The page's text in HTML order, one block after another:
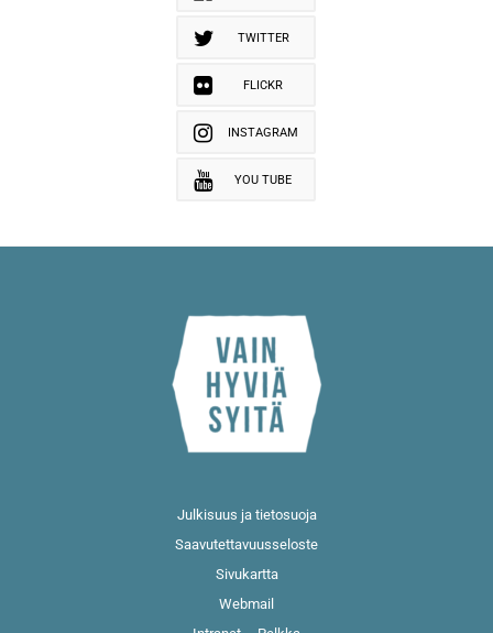
TWITTER
FLICKR
INSTAGRAM
YOU TUBE
Julkisuus ja tietosuoja
Saavutettavuusseloste
Sivukartta
Webmail